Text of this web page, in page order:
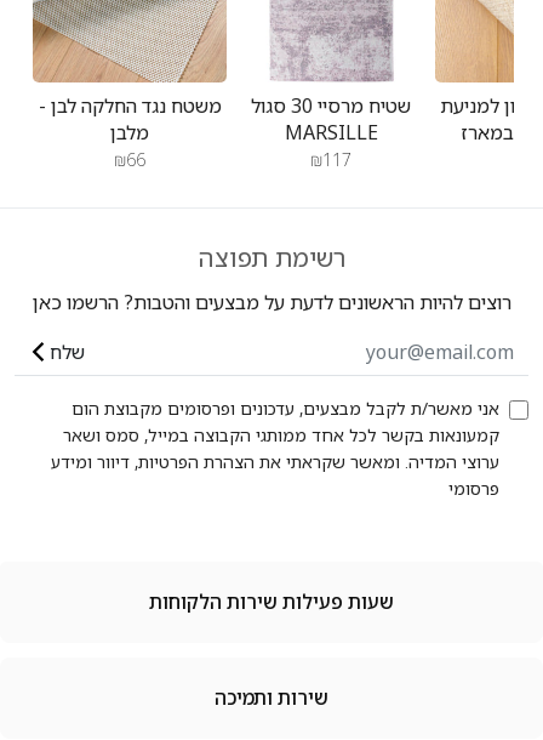
משטח נגד החלקה לבן -
מלבן
₪66
שטיח מרסיי 30 סגול
MARSILLE
₪117
למניעת
רשימת תפוצה
רוצים להיות הראשונים לדעת על מבצעים והטבות? הרשמו כאן
שלח
אני מאשר/ת לקבל מבצעים, עדכונים ופרסומים מקבוצת הום
קמעונאות בקשר לכל אחד ממותגי הקבוצה במייל, סמס ושאר
ערוצי המדיה. ומאשר שקראתי את הצהרת הפרטיות, דיוור ומידע
פרסומי
שעות פעילות שירות הלקוחות
שירות ותמיכה